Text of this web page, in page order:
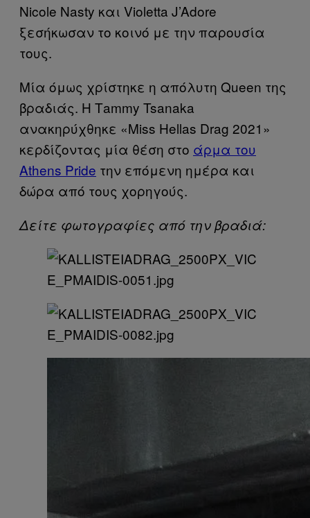
Nicole Nasty και Violetta J’Adore
ξεσήκωσαν το κοινό με την παρουσία
τους.
Μία όμως χρίστηκε η απόλυτη Queen της
βραδιάς. Η Τammy Tsanaka
ανακηρύχθηκε «Miss Hellas Drag 2021»
κερδίζοντας μία θέση στο άρμα του
Athens Pride την επόμενη ημέρα και
δώρα από τους χορηγούς.
Δείτε φωτογραφίες από την βραδιά: